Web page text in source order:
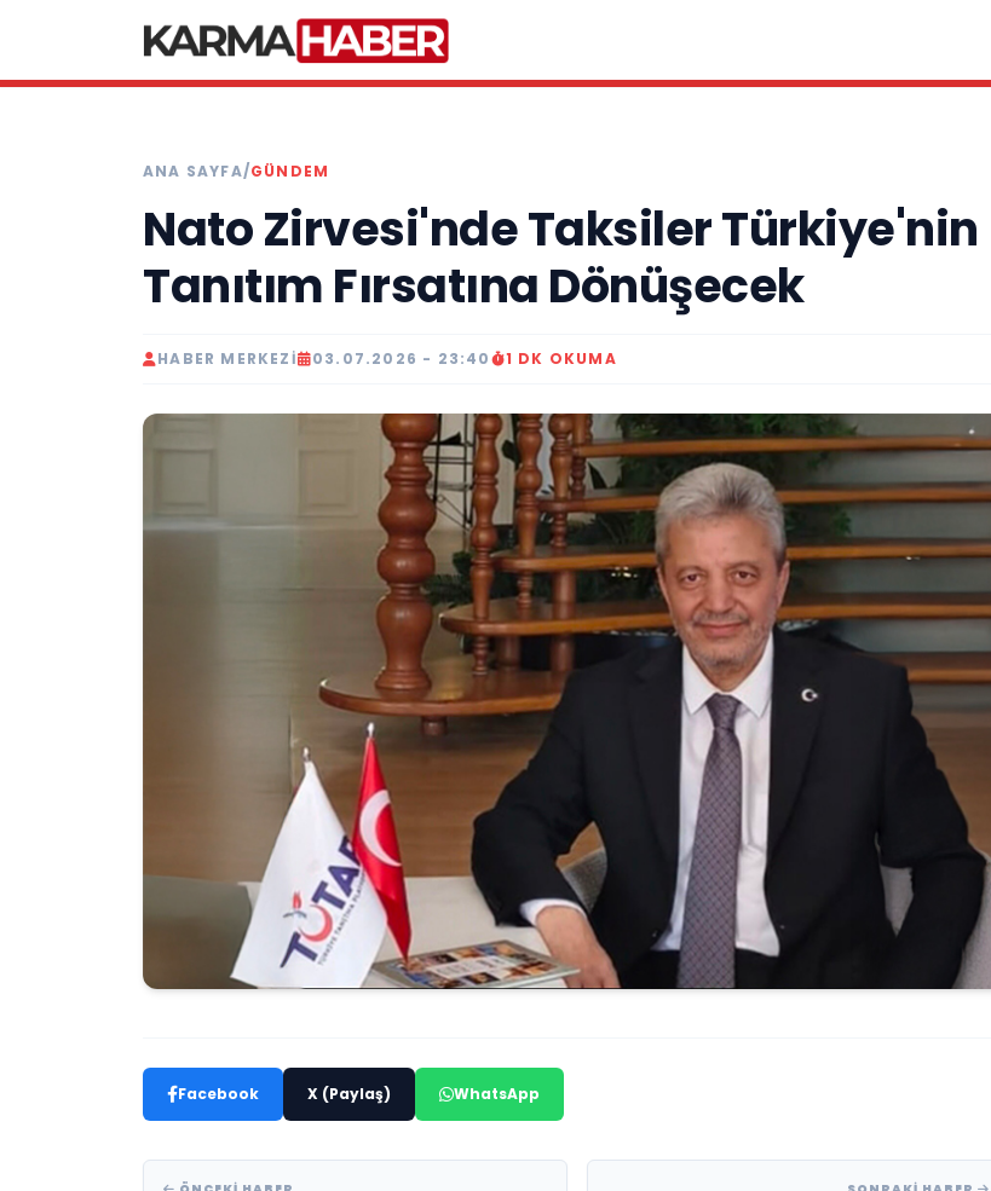
ANA SAYFA/GÜNDEM
Nato Zirvesi'nde Taksiler Türkiye'nin
Tanıtım Fırsatına Dönüşecek
HABER MERKEZI 03.07.2026 - 23:40 1 DK OKUMA
Facebook X (Paylaş) WhatsApp